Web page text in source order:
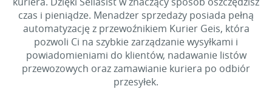
czas i pieniądze. Menadżer sprzedaży posiada pełną
automatyzację z przewoźnikiem Kurier Geis, która
pozwoli Ci na szybkie zarządzanie wysyłkami i
powiadomieniami do klientów, nadawanie listów
przewozowych oraz zamawianie kuriera po odbiór
przesyłek.